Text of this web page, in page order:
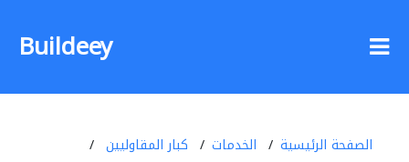
Buildeey
الصفحة الرئيسية الخدمات
كبار المقاوليين